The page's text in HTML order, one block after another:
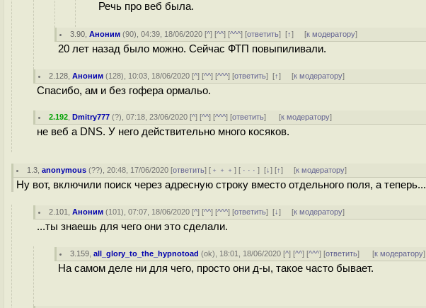
Речь про веб была.
3.90 ,Аноним (90), 04:39, 18/06/2020 [^] [^^] [^^^] [ответить][↑] [к модератору]
20 лет назад было можно. Сейчас ФТП повыпиливали.
2.128 ,Аноним (128), 10:03, 18/06/2020 [^] [^^] [^^^] [ответить][↑] [к модератору]
Спасибо, ам и без гофера ормальо.
2.192 ,Dmitry777 (?), 07:18, 23/06/2020 [^] [^^] [^^^] [ответить] [к модератору]
не веб а DNS. У него действительно много косяков.
1.3 ,anonymous (??), 20:48, 17/06/2020 [ответить] [ ﹢﹢﹢] [ · · ·][↓] [↑] [к модератору]
Ну вот, включили поиск через адресную строку вместо отдельного поля, а теперь...
2.101 ,Аноним (101), 07:07, 18/06/2020 [^] [^^] [^^^] [ответить][↓] [к модератору]
...ты знаешь для чего они это сделали.
3.159 ,all_glory_to_the_hypnotoad (ok), 18:01, 18/06/2020 [^] [^^] [^^^] [ответить] [к модератору]
На самом деле ни для чего, просто они д-ы, такое часто бывает.